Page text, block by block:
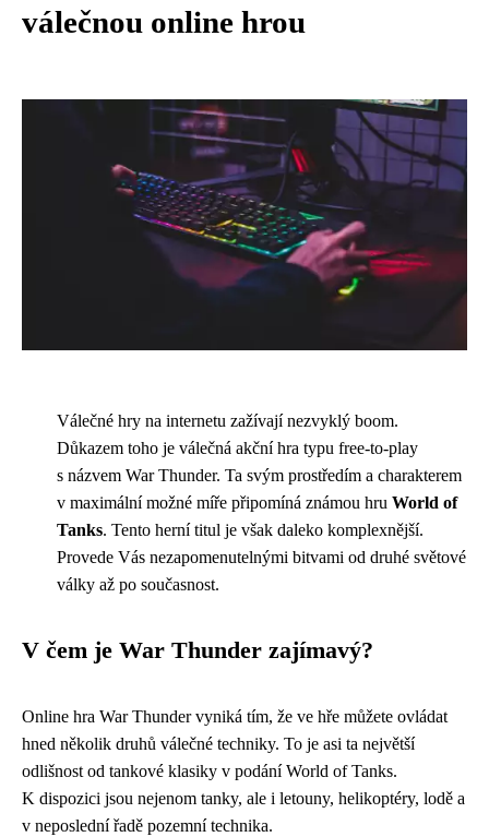
válečnou online hrou
Válečné hry na internetu zažívají nezvyklý boom.
Důkazem toho je válečná akční hra typu free-to-play
s názvem War Thunder. Ta svým prostředím a charakterem
v maximální možné míře připomíná známou hru World of
Tanks. Tento herní titul je však daleko komplexnější.
Provede Vás nezapomenutelnými bitvami od druhé světové
války až po současnost.
V čem je War Thunder zajímavý?
Online hra War Thunder vyniká tím, že ve hře můžete ovládat
hned několik druhů válečné techniky. To je asi ta největší
odlišnost od tankové klasiky v podání World of Tanks.
K dispozici jsou nejenom tanky, ale i letouny, helikoptéry, lodě a
v neposlední řadě pozemní technika.